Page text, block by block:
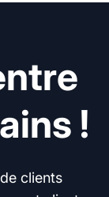
!
clients